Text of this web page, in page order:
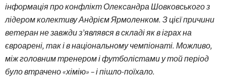
інформація про конфлікт Олександра Шовковського з
лідером колективу Андрієм Ярмоленком. З цієї причини
ветеран не завжди з’являвся в складі як в іграх на
євроарені, так і в національному чемпіонаті. Можливо,
між головним тренером і футболістами у той період
було втрачено «хімію» – і пішло-поїхало.